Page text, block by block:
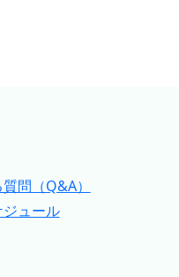
問（Q&A）
ュール